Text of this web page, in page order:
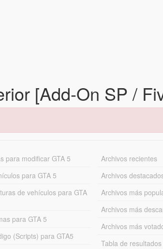
[Add-On SP /
para modificar GTA 5
para GTA 5
de vehículos para GTA
para GTA 5
(Scripts) para GTA5
Archivos recientes
Archivos
Archivos más
Archivos más
Archivos más
Tabla de